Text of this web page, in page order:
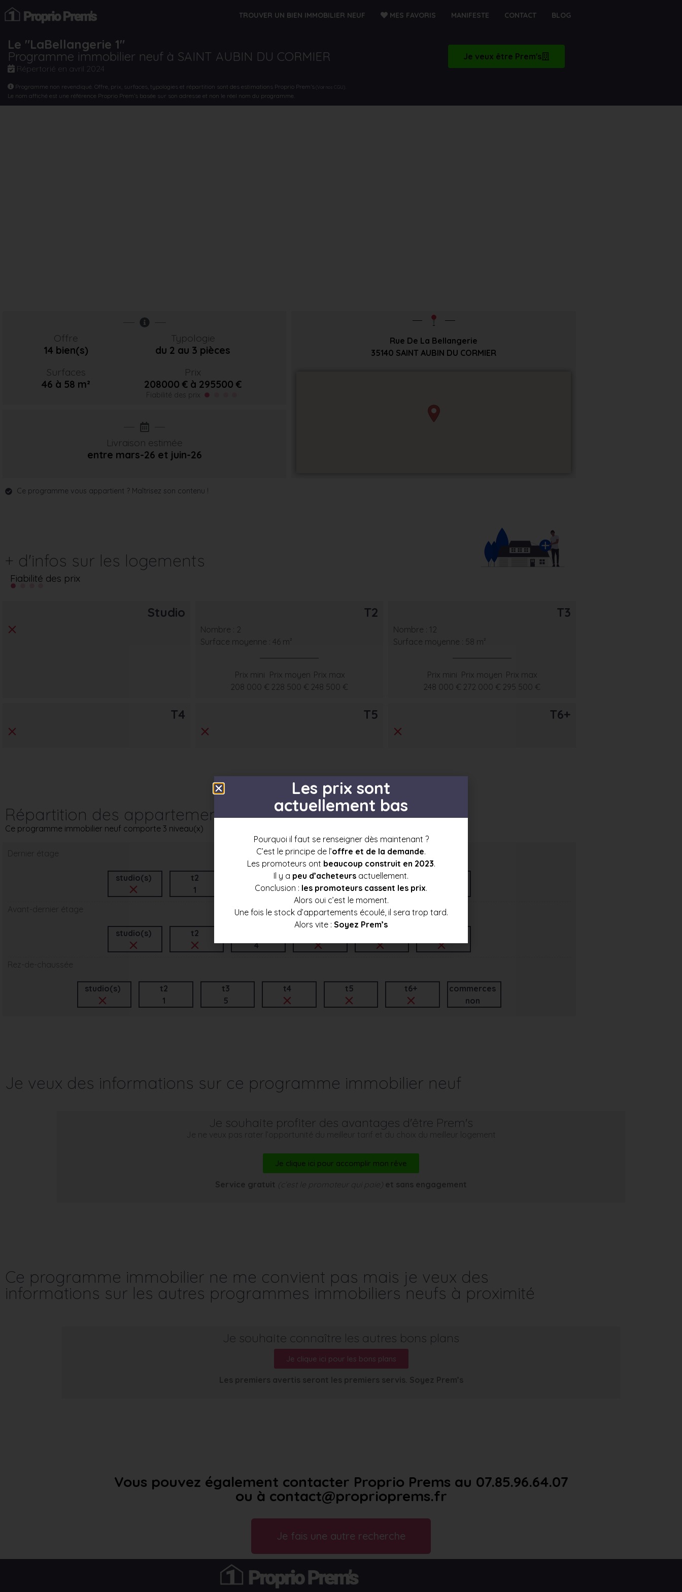
TROUVER UN BIEN IMMOBILIER NEUF MES FAVORIS MANIFESTE CONTACT BLOG
Le "LaBellangerie 1"
Programme immobilier neuf à SAINT AUBIN DU CORMIER
Répertorié en avril 2024
Je veux être Prem's
Programme non revendiqué. Offre, prix, surfaces, typologies et répartition sont des estimations Proprio Prem’s (Voir nos CGU)
Le nom affiché est une référence Proprio Prem’s basée sur son adresse et non le réel nom du programme.
Offre
14 bien(s)
Typologie
du 2 au 3 pièces
Surfaces
46 à 58 m²
Prix
208000 € à 295500 €
Fiabilité des prix
Livraison estimée
entre mars-26 et juin-26
Rue De La Bellangerie
35140 SAINT AUBIN DU CORMIER
Ce programme vous appartient ? Maîtrisez son contenu !
+ d'infos sur les logements
Fiabilité des prix
Studio T2
Nombre : 2
Surface moyenne : 46 m²
Prix mini
208 000 €
Prix moyen
228 500 €
Prix max
248 500 €
T3
Nombre : 12
Surface moyenne : 58 m²
Prix mini
248 000 €
Prix moyen
272 000 €
Prix max
295 500 €
T4 T5 T6+
Répartition des appartements par étage
Ce programme immobilier neuf comporte 3 niveau(x)
Dernier étage
studio(s)
t2
1
3
t4 t5
Avant-dernier étage
studio(s) t2
4
Rez-de-chaussée
studio(s)
t2
1
t3
5
t4 t5 t6+
commerces
non
Je veux des informations sur ce programme immobilier neuf
Je souhaite profiter des avantages d'être Prem's
Je ne veux pas rater l’opportunité du meilleur tarif et du choix du meilleur logement
Je clique ici pour accomplir mon rêve
Service gratuit (c’est le promoteur qui paie) et sans engagement
Ce programme immobilier ne me convient pas mais je veux des
informations sur les autres programmes immobiliers neufs à proximité
Je souhaite connaître les autres bons plans
Je clique ici pour les bons plans
Les premiers avertis seront les premiers servis. Soyez Prem’s
Vous pouvez également contacter Proprio Prems au 07.85.96.64.07
ou à contact@proprioprems.fr
Je fais une autre recherche
Les prix sont
actuellement bas
Pourquoi il faut se renseigner dès maintenant ?
C’est le principe de l’offre et de la demande.
Les promoteurs ont beaucoup construit en 2023.
Il y a peu d’acheteurs actuellement.
Conclusion : les promoteurs cassent les prix.
Alors oui c’est le moment.
Une fois le stock d’appartements écoulé, il sera trop tard.
Alors vite : Soyez Prem’s